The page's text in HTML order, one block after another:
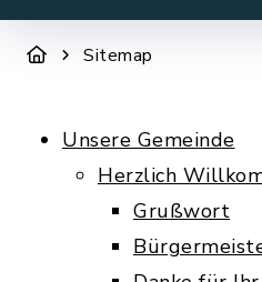
Sitemap
Unsere Gemeinde
Herzlich
Grußwort